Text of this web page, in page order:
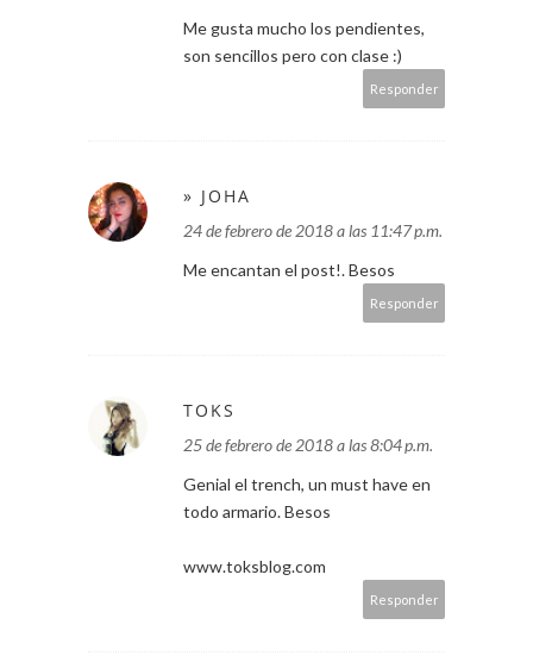
Me gusta mucho los pendientes,
son sencillos pero con clase :)
Responder
» JOHA
24 de febrero de 2018 a las 11:47 p.m.
Me encantan el post!. Besos
Responder
TOKS
25 de febrero de 2018 a las 8:04 p.m.
Genial el trench, un must have en
todo armario. Besos
www.toksblog.com
Responder